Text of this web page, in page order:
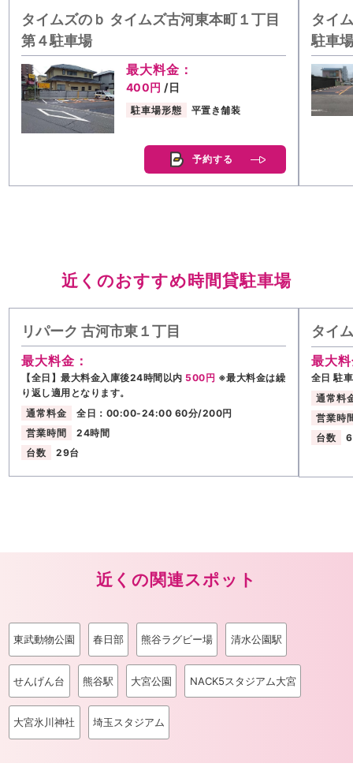
タイムズのｂ タイムズ古河東本町１丁目
第４駐車場
最大料金：
400円 /日
駐車場形態 平置き舗装
予約する
タイ
駐車場
近くのおすすめ時間貸駐車場
リパーク 古河市東１丁目
最大料金：
【全日】最大料金入庫後24時間以内 500円 ※最大料金は繰
り返し適用となります。
通常料金
全日：00:00-24:00 60分/200円
営業時間
24時間
台数
29台
タイ
最大
全日 駐
通常料
営業時
台数
近くの関連スポット
東武動物公園 春日部 熊谷ラグビー場 清水公園駅
せんげん台 熊谷駅 大宮公園 NACK5スタジアム大宮
大宮氷川神社 埼玉スタジアム